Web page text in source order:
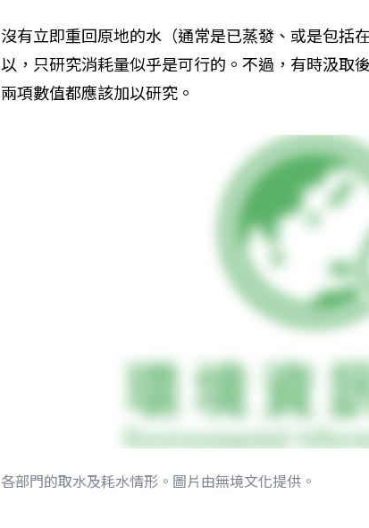
沒有立即重回原地的水（通常是已蒸發、或是包括
以，只研究消耗量似乎是可行的。不過，有時汲取
兩項數值都應該加以研究。
各部門的取水及耗水情形。圖片由無境文化提供。